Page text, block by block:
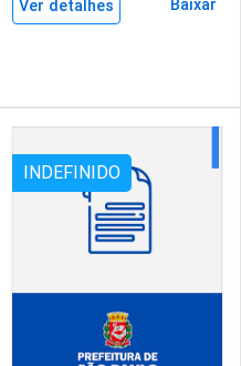
Ver detalhes Baixar
INDEFINIDO